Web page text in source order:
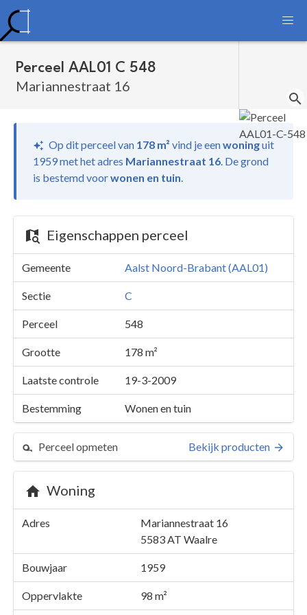
Perceel AAL01 C 548
Mariannestraat 16
Op dit perceel van 178 m² vind jeeenwoninguit
1959 met het adres Mariannestraat 16. De grond
is bestemd voorwonen en tuin.
Eigenschappen perceel
Gemeente Aalst Noord-Brabant (AAL01)
Sectie C
Perceel 548
Grootte 178 m²
Laatste controle 19-3-2009
Bestemming Wonen en tuin
Perceel opmeten Bekijk producten
Woning
Adres
Mariannestraat 16
5583 AT Waalre
Bouwjaar 1959
Oppervlakte 98 m²
Perceel 548
Kaarten en rapporten